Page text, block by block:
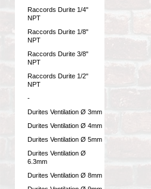
Raccords Durite 1/4"
NPT
Raccords Durite 1/8"
NPT
Raccords Durite 3/8"
NPT
Raccords Durite 1/2"
NPT
-
Durites Ventilation Ø 3mm
Durites Ventilation Ø 4mm
Durites Ventilation Ø 5mm
Durites Ventilation Ø
6.3mm
Durites Ventilation Ø 8mm